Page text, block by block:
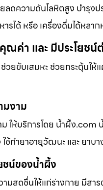
ลดความดันโลหิตสูง บำรุง
ารได้ หรือ เครื่องดื่มได้ห
ค่า และ มีประโยชน์
ขับเสมหะ ช่วยกระตุ้นให้
มงาม
ให้บริการโดย น้ำผึ้ง
ช้ทำยาอายุวัฒนะ และ ยา
ชน์ของน้ำผึ้ง
มสดชื่นให้แก่ร่างกาย มีส